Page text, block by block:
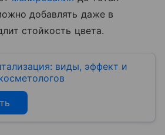
добавлять даже в
стойкость цвета.
виды, эффект и